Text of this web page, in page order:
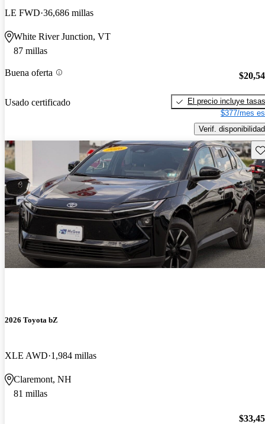
LE FWD 36,686 millas
White River Junction, VT
87 millas
Buena oferta
Usado certificado
El precio incluye tasas
$377/mes
Verif. disponibilidad
2026 Toyota bZ
XLE AWD 1,984 millas
Claremont, NH
81 millas